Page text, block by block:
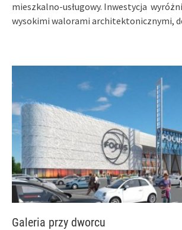
mieszkalno-usługowy. Inwestycja
wysokimi walorami architektonicznymi,
Galeria przy dworcu